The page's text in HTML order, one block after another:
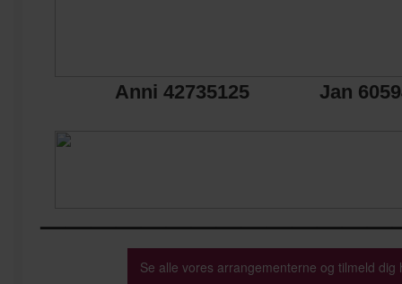
Anni 42735125 Jan
Se alle vores arrangementerne og tilmeld dig